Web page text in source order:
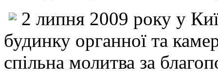
2 липня 2009 року у
будинку органної та
спільна молитва за